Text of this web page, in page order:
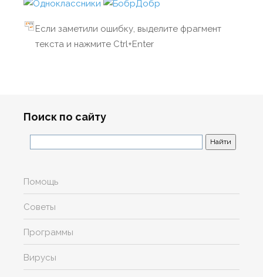
Если заметили ошибку, выделите фрагмент
текста и нажмите Ctrl+Enter
Поиск по сайту
Помощь
Советы
Программы
Вирусы